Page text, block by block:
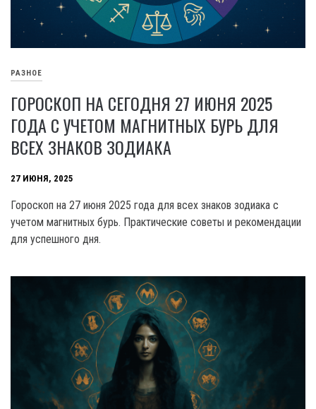
РАЗНОЕ
ГОРОСКОП НА СЕГОДНЯ 27 ИЮНЯ 2025
ГОДА С УЧЕТОМ МАГНИТНЫХ БУРЬ ДЛЯ
ВСЕХ ЗНАКОВ ЗОДИАКА
27 ИЮНЯ, 2025
Гороскоп на 27 июня 2025 года для всех знаков зодиака с
учетом магнитных бурь. Практические советы и рекомендации
для успешного дня.